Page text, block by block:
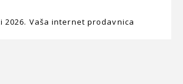
2026. Vaša internet prodavnica